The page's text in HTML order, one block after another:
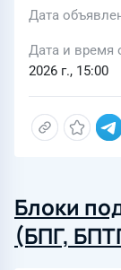
Дата
Дата и время
2026 г., 15:00
Блоки
(БПГ,